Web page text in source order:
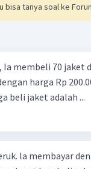
bisa tanya soal ke
Ia membeli 70 jaket
harga Rp
beli jaket adalah ...
la membayar